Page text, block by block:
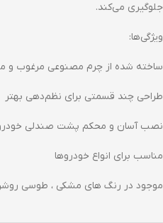
جلوگیری می‌کند.
ویژگی‌ها:
ساخته شده از چرم مصنوعی مرغوب و
طراحی چند قسمتی برای نظم‌دهی بهتر
نصب آسان و محکم پشت صندلی
مناسب برای انواع خودروها
موجود در رنگ های مشکی ، طوسی